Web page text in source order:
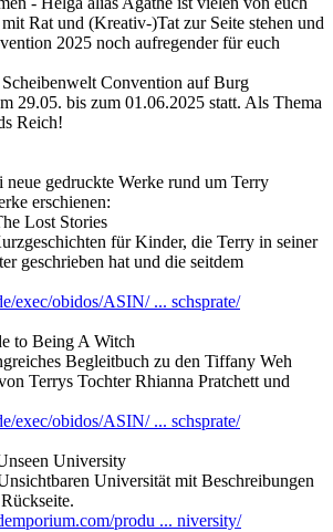
Rat und (Kreativ-)Tat zur Seite stehen und
2025 noch aufregender für euch
Convention auf Burg
29.05. bis zum 01.06.2025 statt. Als Thema
Reich!
gedruckte Werke rund um Terry
erschienen:
Lost Stories
für Kinder, die Terry in seiner
geschrieben hat und die seitdem
exec/obidos/ASIN/ ... schsprate/
to Being A Witch
Begleitbuch zu den Tiffany Weh
Terrys Tochter Rhianna Pratchett und
exec/obidos/ASIN/ ... schsprate/
University
Universität mit Beschreibungen
produ ... niversity/